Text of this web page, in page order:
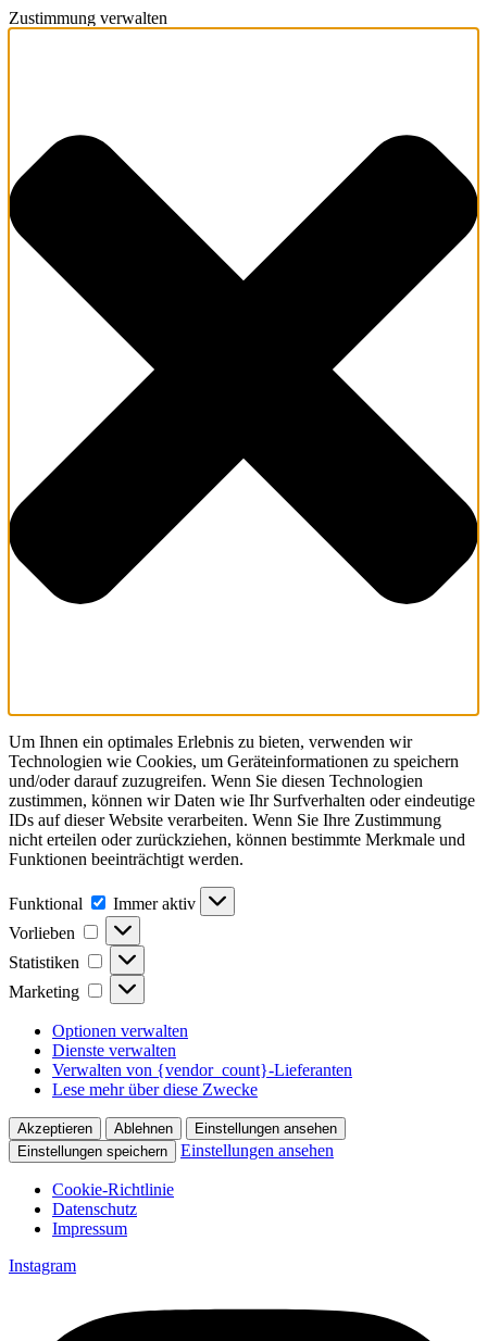
Zustimmung verwalten
Um Ihnen ein optimales Erlebnis zu bieten, verwenden wir
Technologien wie Cookies, um Geräteinformationen zu speichern
und/oder darauf zuzugreifen. Wenn Sie diesen Technologien
zustimmen, können wir Daten wie Ihr Surfverhalten oder eindeutige
IDs auf dieser Website verarbeiten. Wenn Sie Ihre Zustimmung
nicht erteilen oder zurückziehen, können bestimmte Merkmale und
Funktionen beeinträchtigt werden.
Funktional Funktional
Immer aktiv
Vorlieben
Vorlieben
Statistiken Statistiken
Marketing Marketing
Optionen verwalten
Dienste verwalten
Verwalten von {vendor_count}-Lieferanten
Lese mehr über diese Zwecke
Akzeptieren Ablehnen
Einstellungen ansehen
Einstellungen speichern
Einstellungen ansehen
Cookie-Richtlinie
Datenschutz
Impressum
Zum
Instagram